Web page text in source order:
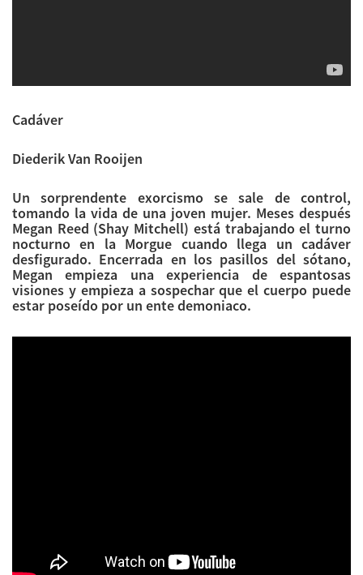
Cadáver
Diederik Van Rooijen
Un sorprendente exorcismo se sale de control,
tomando la vida de una joven mujer. Meses después
Megan Reed (Shay Mitchell) está trabajando el turno
nocturno en la Morgue cuando llega un cadáver
desfigurado. Encerrada en los pasillos del sótano,
Megan empieza una experiencia de espantosas
visiones y empieza a sospechar que el cuerpo puede
estar poseído por un ente demoniaco.